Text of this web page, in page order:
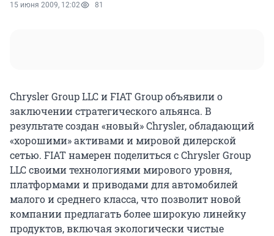
15 июня 2009, 12:02 81
Chrysler Group LLC и FIAT Group объявили о
заключении стратегического альянса. В
результате создан «новый» Chrysler, обладающий
«хорошими» активами и мировой дилерской
сетью. FIAT намерен поделиться с Chrysler Group
LLC своими технологиями мирового уровня,
платформами и приводами для автомобилей
малого и среднего класса, что позволит новой
компании предлагать более широкую линейку
продуктов, включая экологически чистые